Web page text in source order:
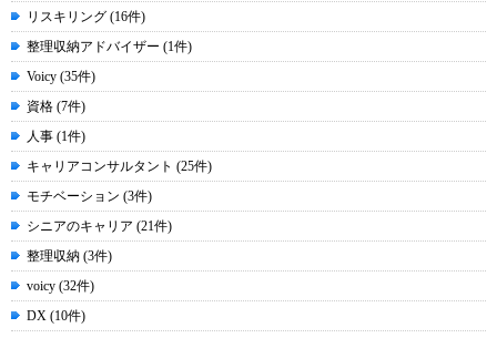
リスキリング (16件)
整理収納アドバイザー (1件)
Voicy (35件)
資格 (7件)
人事 (1件)
キャリアコンサルタント (25件)
モチベーション (3件)
シニアのキャリア (21件)
整理収納 (3件)
voicy (32件)
DX (10件)